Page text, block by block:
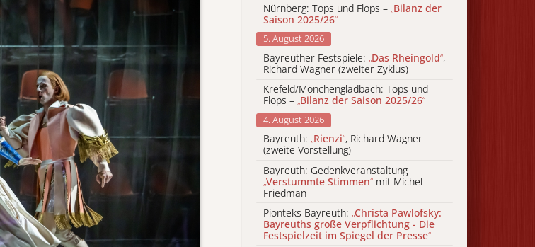
Nürnberg: Tops und Flops – „Bilanz der
Saison 2025/26“
5. August 2026
Bayreuther Festspiele: „Das Rheingold“,
Richard Wagner (zweiter Zyklus)
Krefeld/Mönchengladbach: Tops und
Flops – „Bilanz der Saison 2025/26“
4. August 2026
Bayreuth: „Rienzi“, Richard Wagner
(zweite Vorstellung)
Bayreuth: Gedenkveranstaltung
„Verstummte Stimmen“ mit Michel
Friedman
Pionteks Bayreuth: „Christa Pawlofsky:
Bayreuths große Verpflichtung - Die
Festspielzeit im Spiegel der Presse“